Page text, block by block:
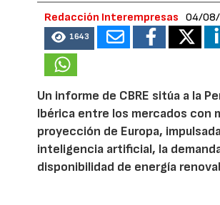
Redacción Interempresas 04/
1643
Un informe de CBRE sitúa a la
Ibérica entre los mercados con
proyección de Europa,
inteligencia artificial, la
disponibilidad de energía